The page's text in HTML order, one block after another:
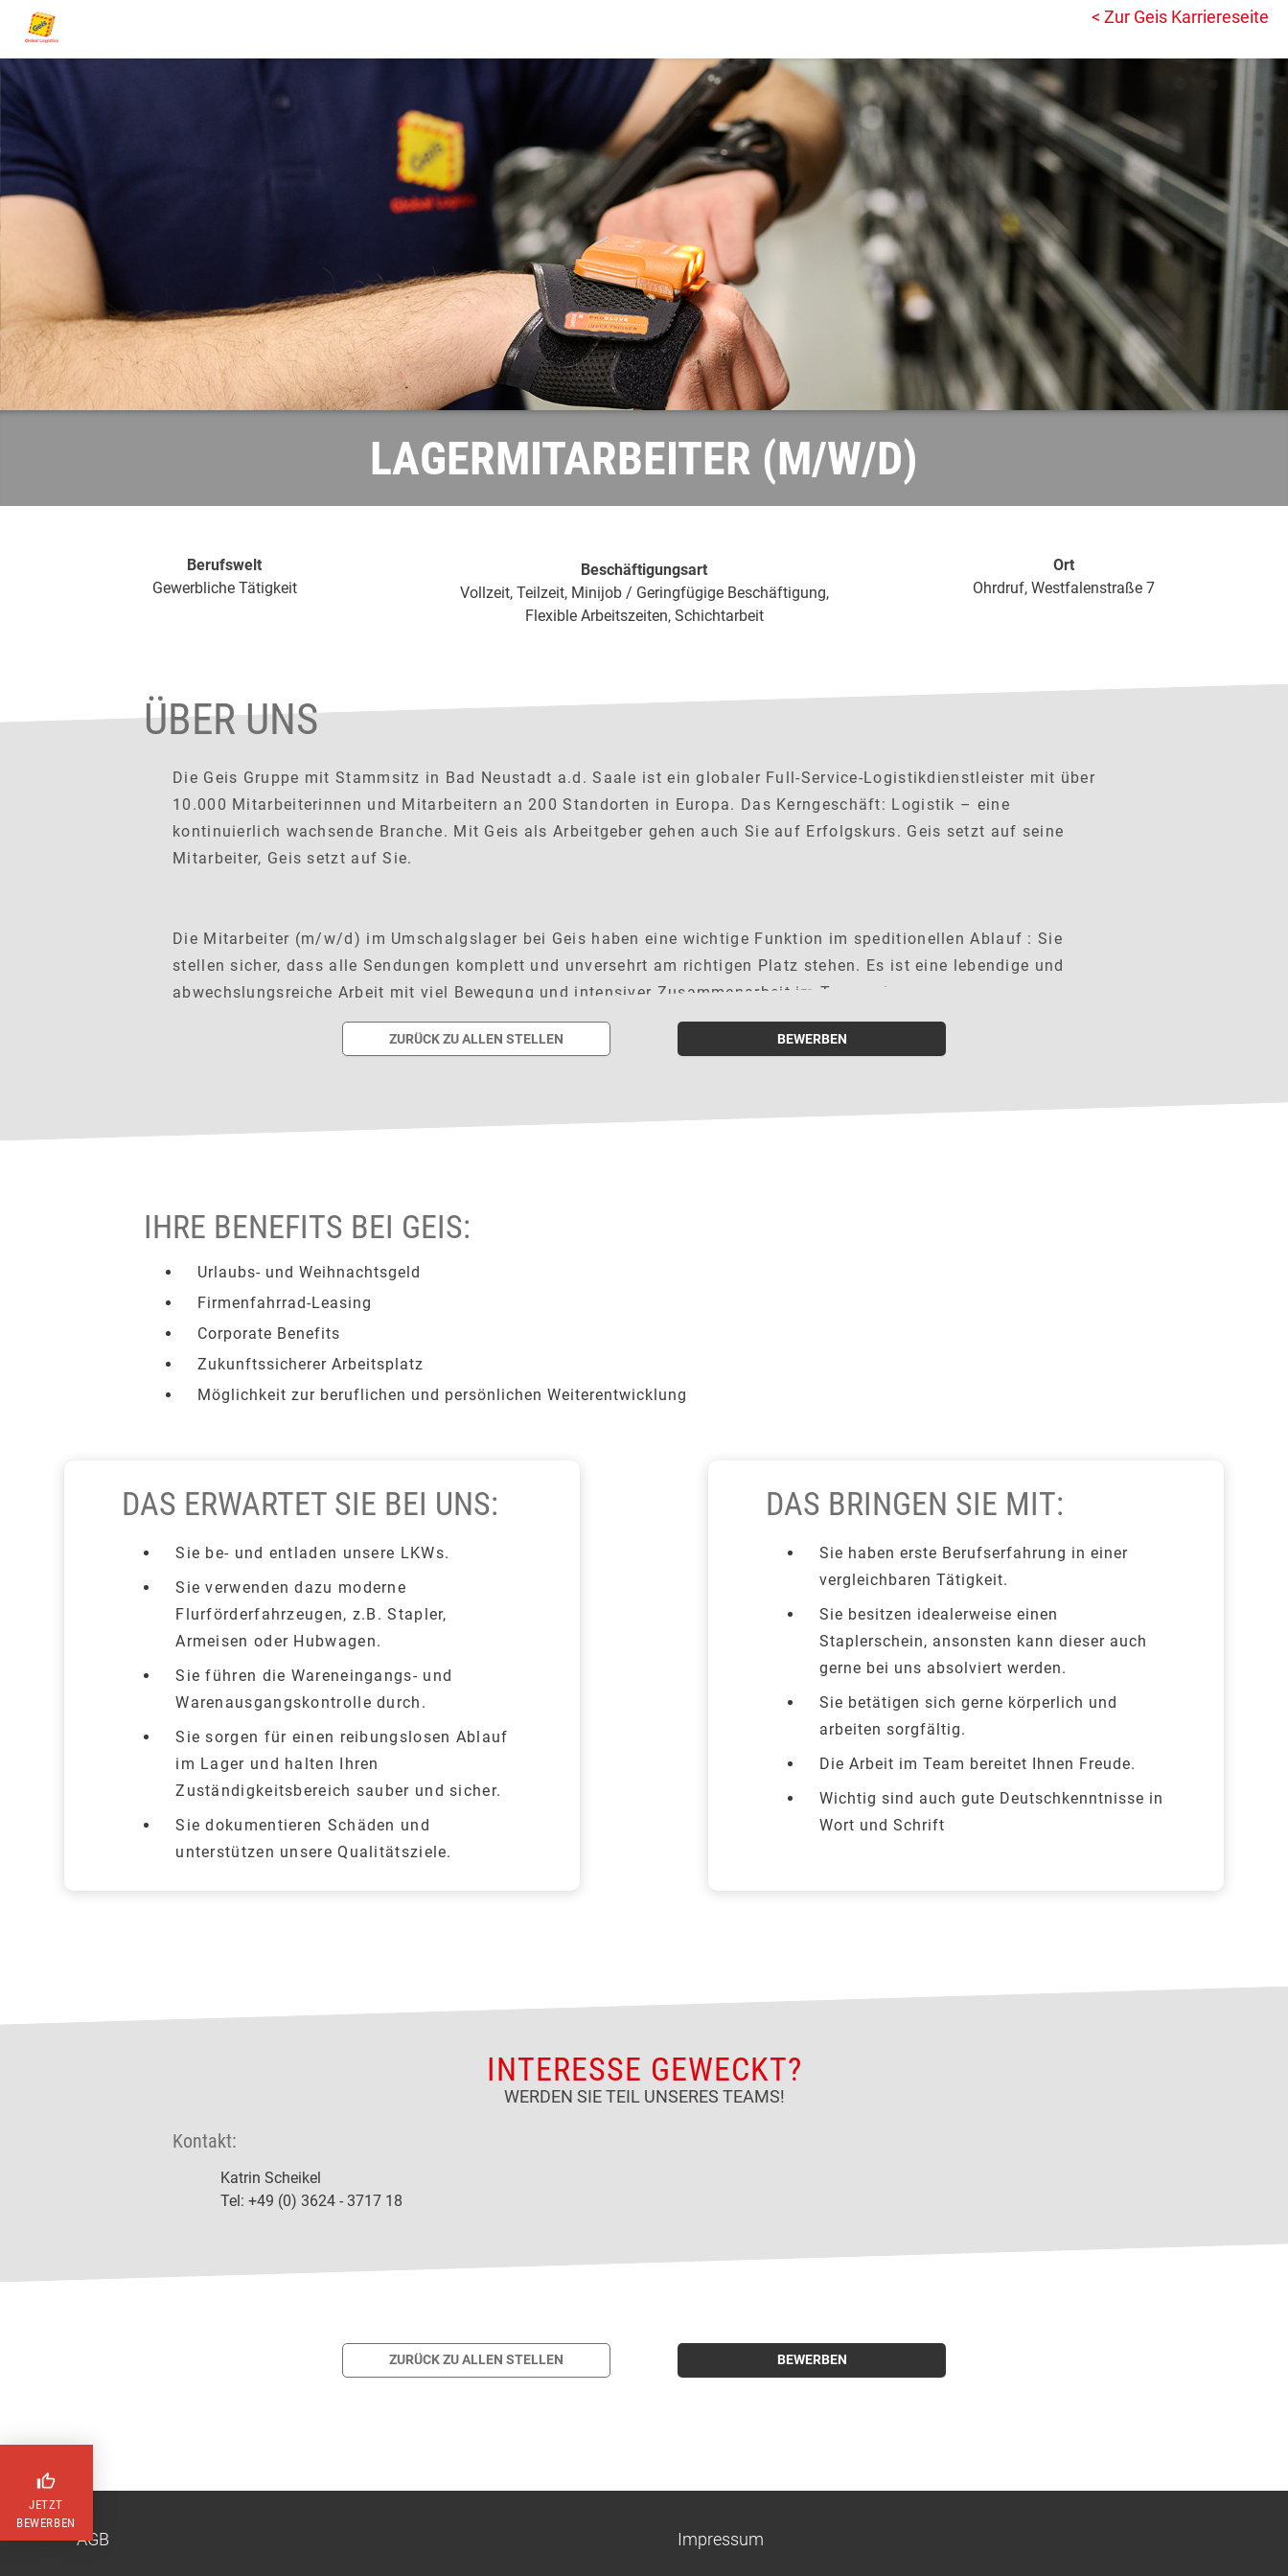
< Zur Geis Karriereseite
LAGERMITARBEITER (M/W/D)
Berufswelt
Gewerbliche Tätigkeit
Beschäftigungsart
Vollzeit, Teilzeit, Minijob / Geringfügige Beschäftigung,
Flexible Arbeitszeiten, Schichtarbeit
Ort
Ohrdruf, Westfalenstraße 7
ÜBER UNS
Die Geis Gruppe mit Stammsitz in Bad Neustadt a.d. Saale ist ein globaler Full-Service-Logistikdienstleister mit über
10.000 Mitarbeiterinnen und Mitarbeitern an 200 Standorten in Europa. Das Kerngeschäft: Logistik – eine
kontinuierlich wachsende Branche. Mit Geis als Arbeitgeber gehen auch Sie auf Erfolgskurs. Geis setzt auf seine
Mitarbeiter, Geis setzt auf Sie.
Die Mitarbeiter (m/w/d) im Umschalgslager bei Geis haben eine wichtige Funktion im speditionellen Ablauf : Sie
stellen sicher, dass alle Sendungen komplett und unversehrt am richtigen Platz stehen. Es ist eine lebendige und
abwechslungsreiche Arbeit mit viel Bewegung und intensiver Zusammenarbeit im Team mit anderen Kollegen.
ZURÜCK ZU ALLEN STELLEN BEWERBEN
DAS ERWARTET SIE BEI UNS:
Sie be- und entladen unsere LKWs.
Sie verwenden dazu moderne
Flurförderfahrzeugen, z.B. Stapler,
Armeisen oder Hubwagen.
Sie führen die Wareneingangs- und
Warenausgangskontrolle durch.
Sie sorgen für einen reibungslosen Ablauf
im Lager und halten Ihren
Zuständigkeitsbereich sauber und sicher.
Sie dokumentieren Schäden und
unterstützen unsere Qualitätsziele.
DAS BRINGEN SIE MIT:
Sie haben erste Berufserfahrung in einer
vergleichbaren Tätigkeit.
Sie besitzen idealerweise einen
Staplerschein, ansonsten kann dieser auch
gerne bei uns absolviert werden.
Sie betätigen sich gerne körperlich und
arbeiten sorgfältig.
Die Arbeit im Team bereitet Ihnen Freude.
Wichtig sind auch gute Deutschkenntnisse in
Wort und Schrift
IHRE BENEFITS BEI GEIS:
Urlaubs- und Weihnachtsgeld
Firmenfahrrad-Leasing
Corporate Benefits
Zukunftssicherer Arbeitsplatz
Möglichkeit zur beruflichen und persönlichen Weiterentwicklung
INTERESSE GEWECKT?
WERDEN SIE TEIL UNSERES TEAMS!
Kontakt:
Katrin Scheikel
Tel: +49 (0) 3624 - 3717 18
ZURÜCK ZU ALLEN STELLEN BEWERBEN
thumb_up
JETZT
BEWERBEN
AGB Impressum